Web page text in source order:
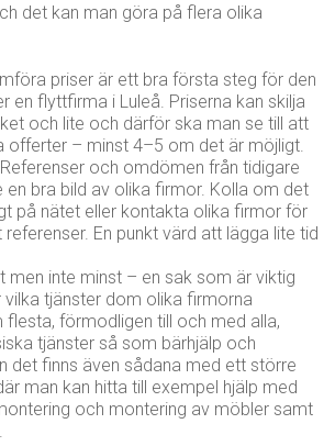
det kan man göra på flera olika
priser är ett bra första steg för den
en flyttfirma i Luleå. Priserna kan skilja
och lite och därför ska man se till att
offerter – minst 4–5 om det är möjligt.
och omdömen från tidigare
en bra bild av olika firmor. Kolla om det
på nätet eller kontakta olika firmor för
En punkt värd att lägga lite tid
men inte minst – en sak som är viktig
tjänster dom olika firmorna
flesta, förmodligen till och med alla,
tjänster så som bärhjälp och
det finns även sådana med ett större
man kan hitta till exempel hjälp med
och montering av möbler samt